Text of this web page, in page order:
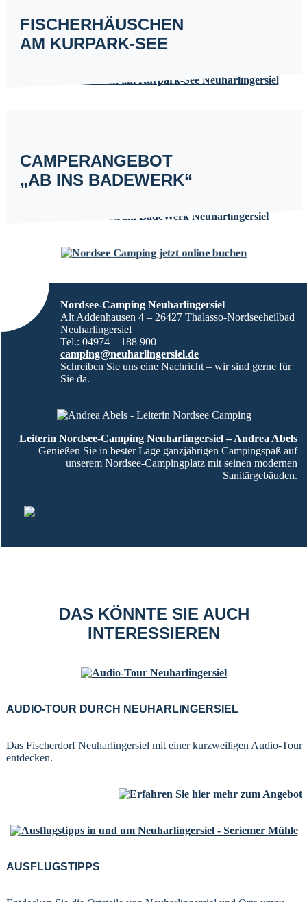
FISCHERHÄUSCHEN
AM KURPARK-SEE
CAMPERANGEBOT
„AB INS BADEWERK“
Nordsee-Camping Neuharlingersiel
Alt Addenhausen 4 – 26427 Thalasso-Nordseeheilbad
Neuharlingersiel
Tel.: 04974 – 188 900 |
camping@neuharlingersiel.de
Schreiben Sie uns eine Nachricht – wir sind gerne für
Sie da.
Leiterin Nordsee-Camping Neuharlingersiel – Andrea Abels
Genießen Sie in bester Lage ganzjährigen Campingspaß auf
unserem Nordsee-Campingplatz mit seinen modernen
Sanitärgebäuden.
DAS KÖNNTE SIE AUCH
INTERESSIEREN
AUDIO-TOUR DURCH NEUHARLINGERSIEL
Das Fischerdorf Neuharlingersiel mit einer kurzweiligen Audio-Tour
entdecken.
AUSFLUGSTIPPS